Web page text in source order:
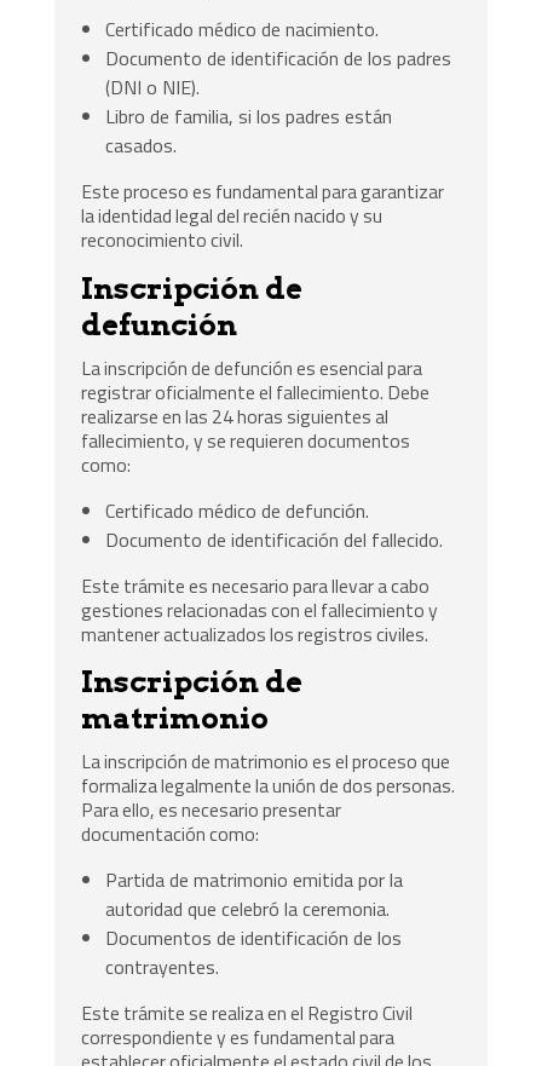
Certificado médico de nacimiento.
Documento de identificación de los padres
(DNI o NIE).
Libro de familia, si los padres están
casados.
Este proceso es fundamental para garantizar
la identidad legal del recién nacido y su
reconocimiento civil.
Inscripción de
defunción
La inscripción de defunción es esencial para
registrar oficialmente el fallecimiento. Debe
realizarse en las 24 horas siguientes al
fallecimiento, y se requieren documentos
como:
Certificado médico de defunción.
Documento de identificación del fallecido.
Este trámite es necesario para llevar a cabo
gestiones relacionadas con el fallecimiento y
mantener actualizados los registros civiles.
Inscripción de
matrimonio
La inscripción de matrimonio es el proceso que
formaliza legalmente la unión de dos personas.
Para ello, es necesario presentar
documentación como:
Partida de matrimonio emitida por la
autoridad que celebró la ceremonia.
Documentos de identificación de los
contrayentes.
Este trámite se realiza en el Registro Civil
correspondiente y es fundamental para